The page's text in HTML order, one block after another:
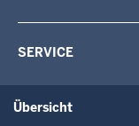
SERVICE
Übersicht